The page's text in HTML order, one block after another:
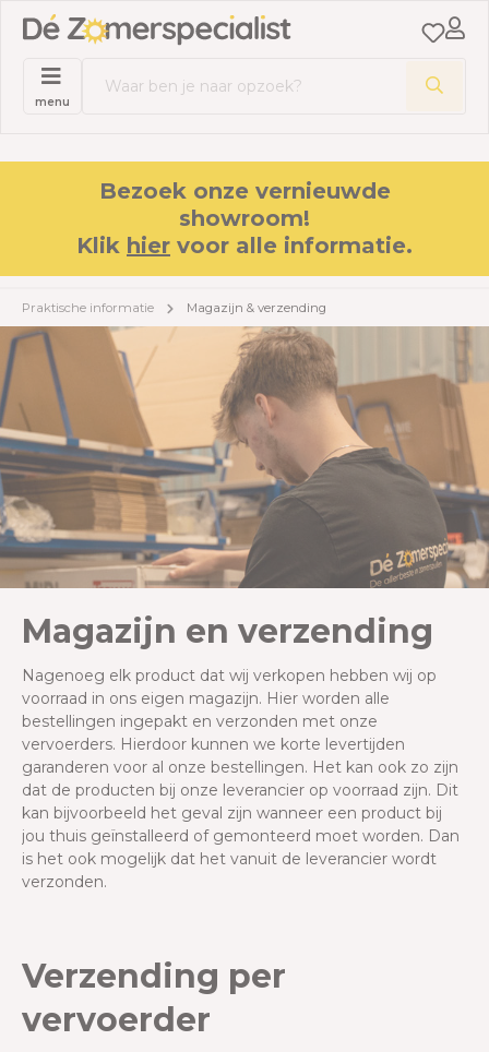
menu
Bezoek onze vernieuwde
showroom!
Klik hier voor alle informatie.
Praktische informatie Magazijn & verzending
Magazijn en verzending
Nagenoeg elk product dat wij verkopen hebben wij op
voorraad in ons eigen magazijn. Hier worden alle
bestellingen ingepakt en verzonden met onze
vervoerders. Hierdoor kunnen we korte levertijden
garanderen voor al onze bestellingen. Het kan ook zo zijn
dat de producten bij onze leverancier op voorraad zijn. Dit
kan bijvoorbeeld het geval zijn wanneer een product bij
jou thuis geïnstalleerd of gemonteerd moet worden. Dan
is het ook mogelijk dat het vanuit de leverancier wordt
verzonden.
Verzending per
vervoerder